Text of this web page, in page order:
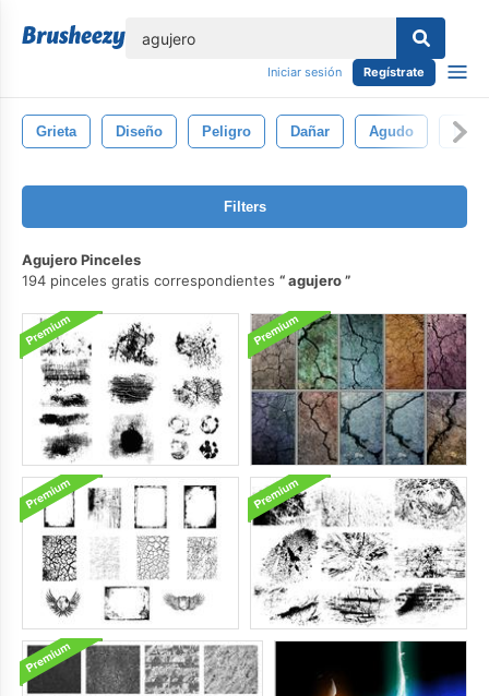
Iniciar sesión Regístrate
Grieta Diseño Peligro Dañar Agudo
Filters
Agujero Pinceles
194 pinceles gratis correspondientes
agujero